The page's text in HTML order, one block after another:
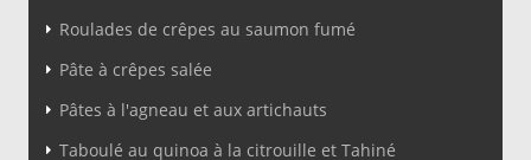
Roulades de crêpes au saumon fumé
Pâte à crêpes salée
Pâtes à l'agneau et aux artichauts
Taboulé au quinoa à la citrouille et Tahiné